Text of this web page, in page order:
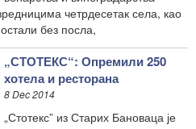
четрдесетак села, као
без посла,
„СТОТЕКС“: Опремили 250
хотела и ресторана
8 Dec 2014
„Стотекс” из Старих Бановаца је